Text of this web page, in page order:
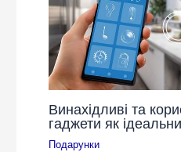
Винахідливі та
гаджети як
Подарунки